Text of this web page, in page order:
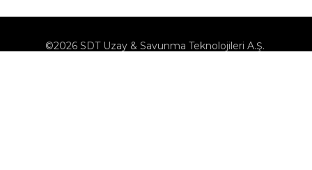
©2026 SDT Uzay & Savunma Teknolojileri A.Ş.